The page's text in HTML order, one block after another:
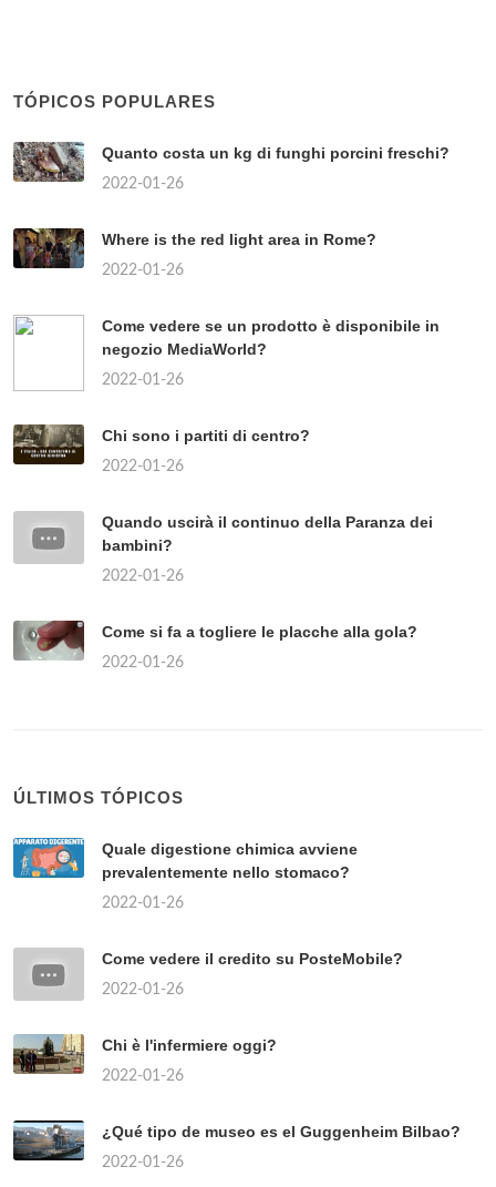
TÓPICOS POPULARES
Quanto costa un kg di funghi porcini freschi?
2022-01-26
Where is the red light area in Rome?
2022-01-26
Come vedere se un prodotto è disponibile in
negozio MediaWorld?
2022-01-26
Chi sono i partiti di centro?
2022-01-26
Quando uscirà il continuo della Paranza dei
bambini?
2022-01-26
Come si fa a togliere le placche alla gola?
2022-01-26
ÚLTIMOS TÓPICOS
Quale digestione chimica avviene
prevalentemente nello stomaco?
2022-01-26
Come vedere il credito su PosteMobile?
2022-01-26
Chi è l'infermiere oggi?
2022-01-26
¿Qué tipo de museo es el Guggenheim Bilbao?
2022-01-26